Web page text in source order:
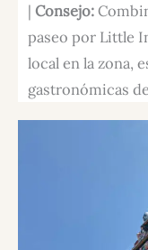
| Consejo:
paseo por Little
local en la zona,
gastronómicas